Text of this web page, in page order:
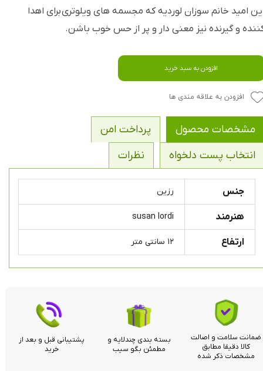
امید خانم سوزان لوردیه که مجسمه های ویلوتری برای اهدا
و گیرنده نیز معنی دار و پر از حس خوب باشن.
افزودن به سبد خرید
افزودن به علاقه مندی ها
مشخصات محصول
پرداخت امن
انتخاب پست دلخواه
نظرات
جنس رزین
هنرمند susan lordi
ارتفاع ۱۲ سانتی متر
ضمانت سلامت و اصالت
کالا دقیقا مطابق
مشخصات ذکر شده
بسته بندی چندلایه و
مطمئن بگو سیب
پشتیبانی قبل و بعد از
خرید